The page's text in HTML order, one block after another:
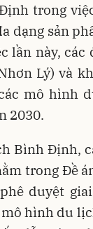
trong
dạng sản
lần này, các
Lý) và
mô hình
2030.
Bình Định,
trong Đề
duyệt
mô hình du